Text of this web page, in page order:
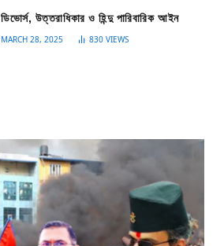
ডিভোর্স, উত্তরাধিকার ও হিন্দু পারিবারিক আইন
MARCH 28, 2025 830 VIEWS